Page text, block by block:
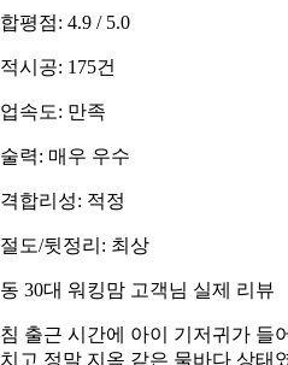
평점: 4.9 / 5.0
시공: 175건
속도: 만족
력: 매우 우수
합리성: 적정
도/뒷정리: 최상
30대 워킹맘 고객님 실제 리뷰
출근 시간에 아이 기저귀가 들
고 정말 지옥 같은 물바다 상태